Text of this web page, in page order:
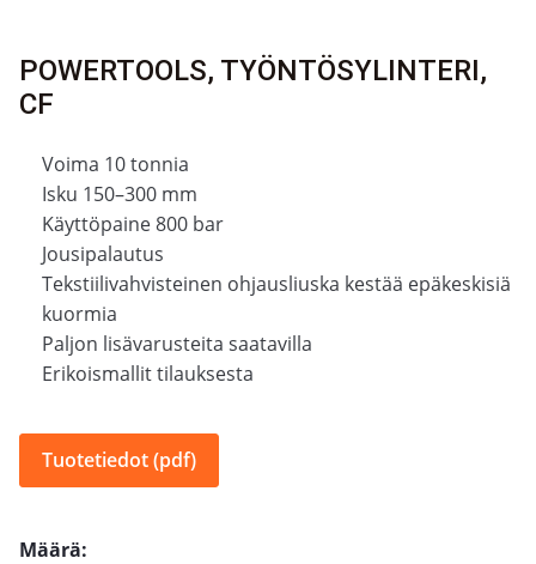
POWERTOOLS, TYÖNTÖSYLINTERI,
CF
Voima 10 tonnia
Isku 150–300 mm
Käyttöpaine 800 bar
Jousipalautus
Tekstiilivahvisteinen ohjausliuska kestää epäkeskisiä
kuormia
Paljon lisävarusteita saatavilla
Erikoismallit tilauksesta
Tuotetiedot (pdf)
Määrä: